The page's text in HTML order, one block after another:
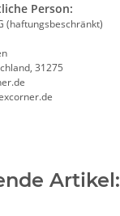
Person:
(haftungsbeschränkt)
31275
Artikel: